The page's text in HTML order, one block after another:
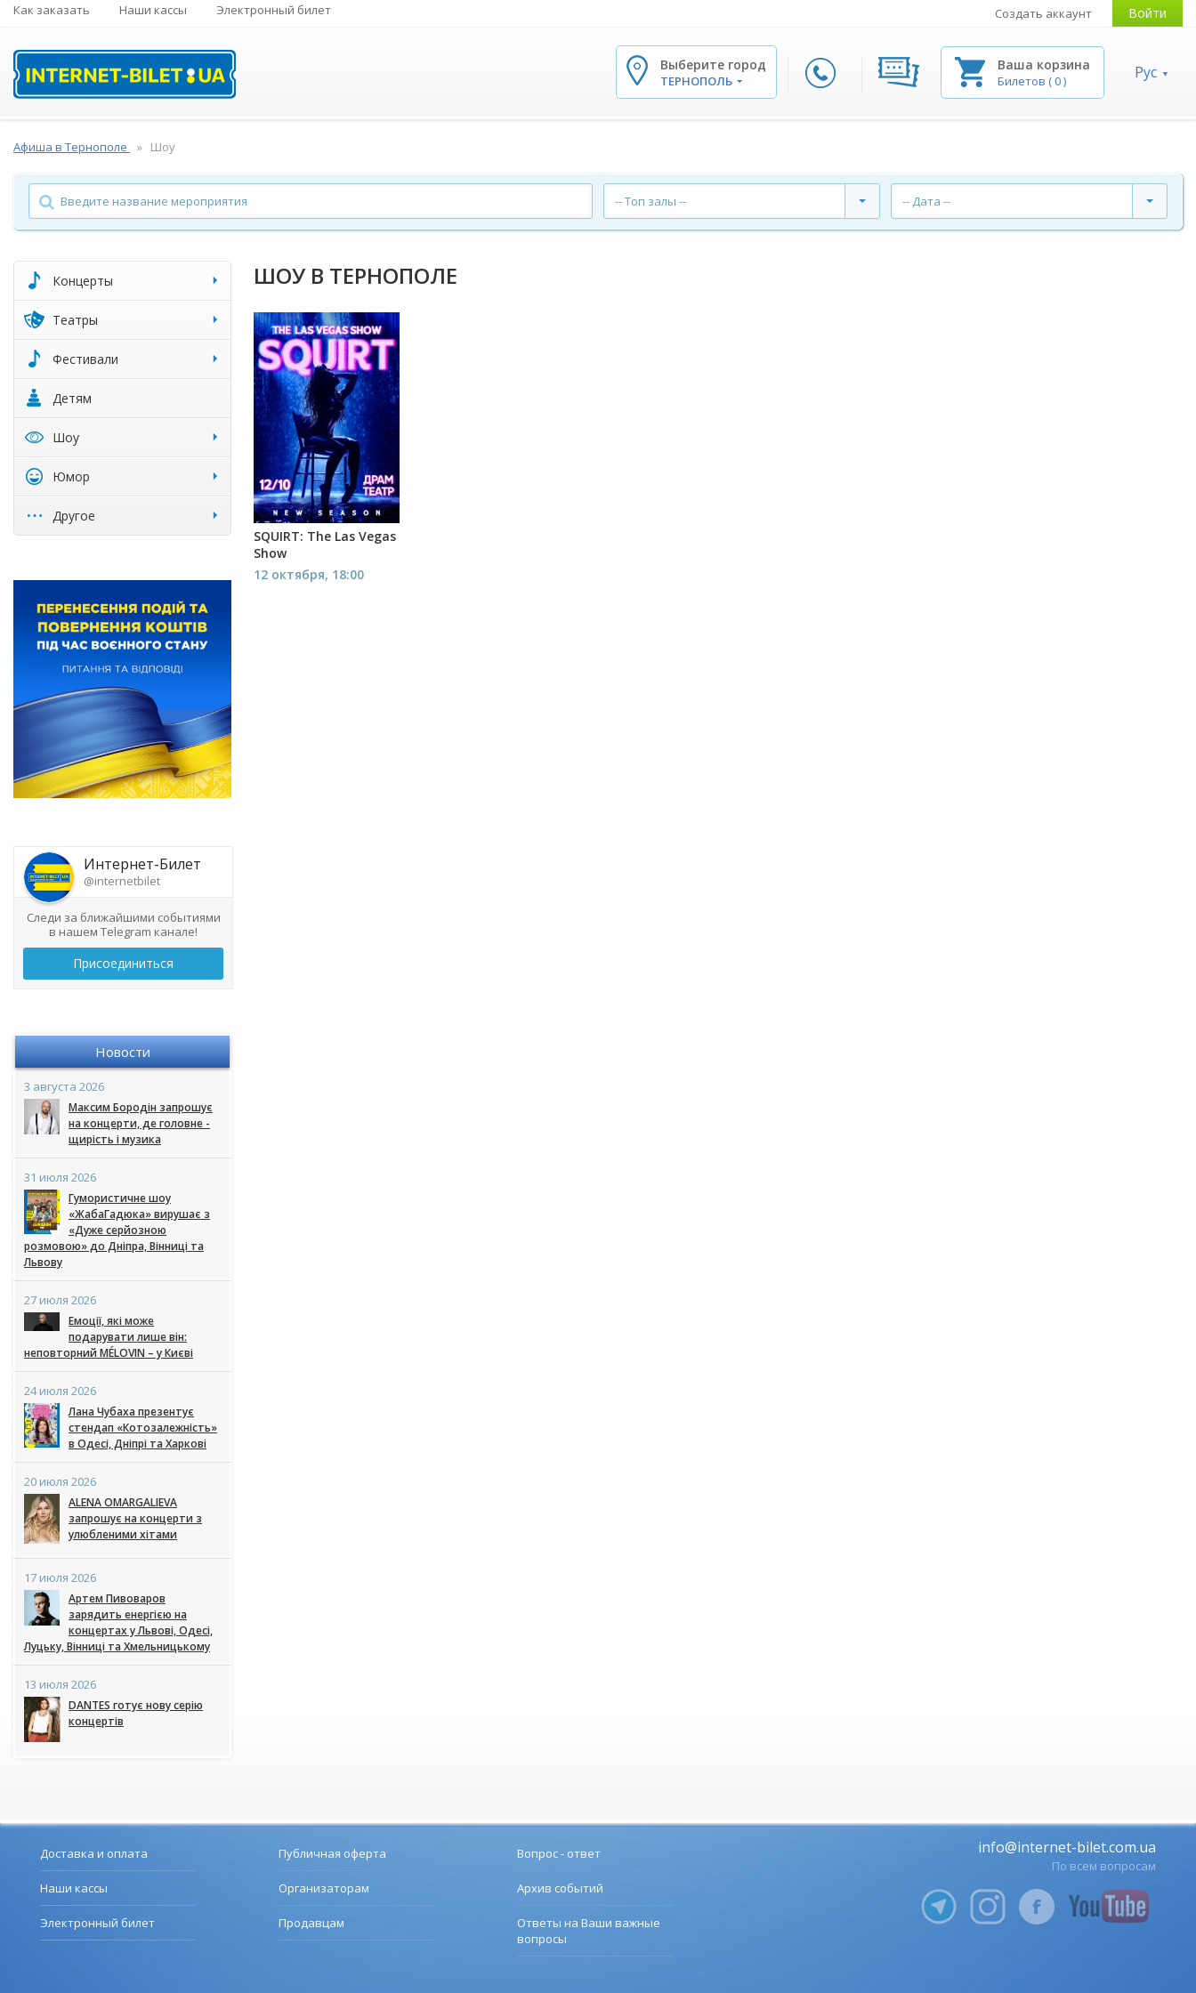
Как заказать Наши кассы Электронный билет Создать аккаунт Войти
Выберите город
ТЕРНОПОЛЬ
Ваша корзина
Билетов (0) Рус
Афиша в Тернополе Шоу
-- Топ залы -- -- Дата --
Концерты
Театры
Фестивали
Детям
Шоу
Юмор
Другое
Интернет-Билет
@internetbilet
Следи за ближайшими событиями
в нашем Telegram канале!
Присоединиться
Новости
3 августа 2026
Максим Бородін запрошує
на концерти, де головне -
щирість і музика
31 июля 2026
Гумористичне шоу
«ЖабаГадюка» вирушає з
«Дуже серйозною
розмовою» до Дніпра, Вінниці та
Львову
27 июля 2026
Емоції, які може
подарувати лише він:
неповторний MÉLOVIN – у Києві
24 июля 2026
Лана Чубаха презентує
стендап «Котозалежність»
в Одесі, Дніпрі та Харкові
20 июля 2026
ALENA OMARGALIEVA
запрошує на концерти з
улюбленими хітами
17 июля 2026
Артем Пивоваров
зарядить енергією на
концертах у Львові, Одесі,
Луцьку, Вінниці та Хмельницькому
13 июля 2026
DANTES готує нову серію
концертів
ШОУ В ТЕРНОПОЛЕ
SQUIRT: The Las Vegas
Show
12 октября, 18:00
Доставка и оплата
Наши кассы
Электронный билет
Публичная оферта
Организаторам
Продавцам
Вопрос - ответ
Архив событий
Ответы на Ваши важные
вопросы
info@internet-bilet.com.ua
По всем вопросам